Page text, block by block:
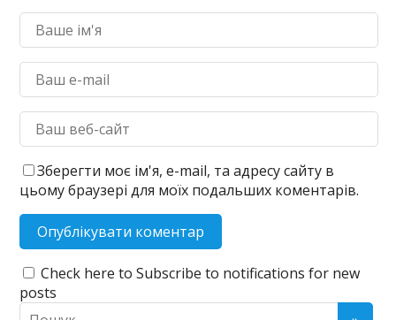
Зберегти моє ім'я, e-mail, та адресу сайту в
цьому браузері для моїх подальших коментарів.
Check here to Subscribe to notifications for new
posts